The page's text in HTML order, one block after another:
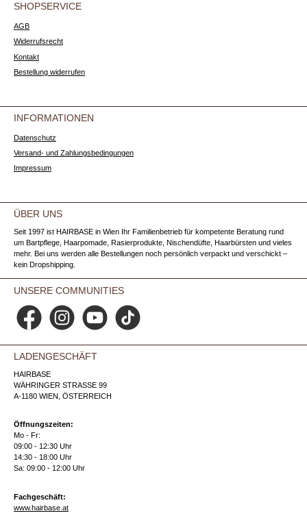
SHOPSERVICE
AGB
Widerrufsrecht
Kontakt
Bestellung widerrufen
INFORMATIONEN
Datenschutz
Versand- und Zahlungsbedingungen
Impressum
ÜBER UNS
Seit 1997 ist HAIRBASE in Wien Ihr Familienbetrieb für kompetente Beratung rund
um Bartpflege, Haarpomade, Rasierprodukte, Nischendüfte, Haarbürsten und vieles
mehr. Bei uns werden alle Bestellungen noch persönlich verpackt und verschickt –
kein Dropshipping.
UNSERE COMMUNITIES
Facebook Instagram YouTube TikTok
LADENGESCHÄFT
HAIRBASE
WÄHRINGER STRASSE 99
A-1180 WIEN, ÖSTERREICH
Öffnungszeiten:
Mo - Fr:
09:00 - 12:30 Uhr
14:30 - 18:00 Uhr
Sa: 09:00 - 12:00 Uhr
Fachgeschäft:
www.hairbase.at